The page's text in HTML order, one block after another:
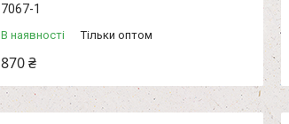
7067-1
В наявності Тільки оптом
870 ₴